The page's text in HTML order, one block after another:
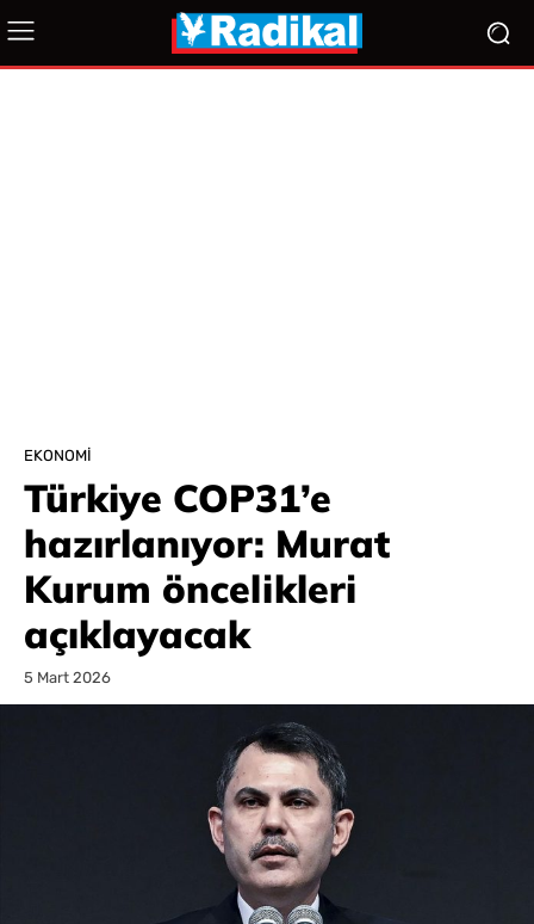
EKONOMI
Türkiye COP31’e
hazırlanıyor: Murat
Kurum öncelikleri
açıklayacak
5 Mart 2026